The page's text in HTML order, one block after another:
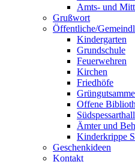
Amts- und
Grußwort
Öffentliche/
Kindergarten
Grundschule
Feuerwehren
Kirchen
Friedhöfe
Offene
Ämter und
Kinderkrippe
Geschenkideen
Kontakt